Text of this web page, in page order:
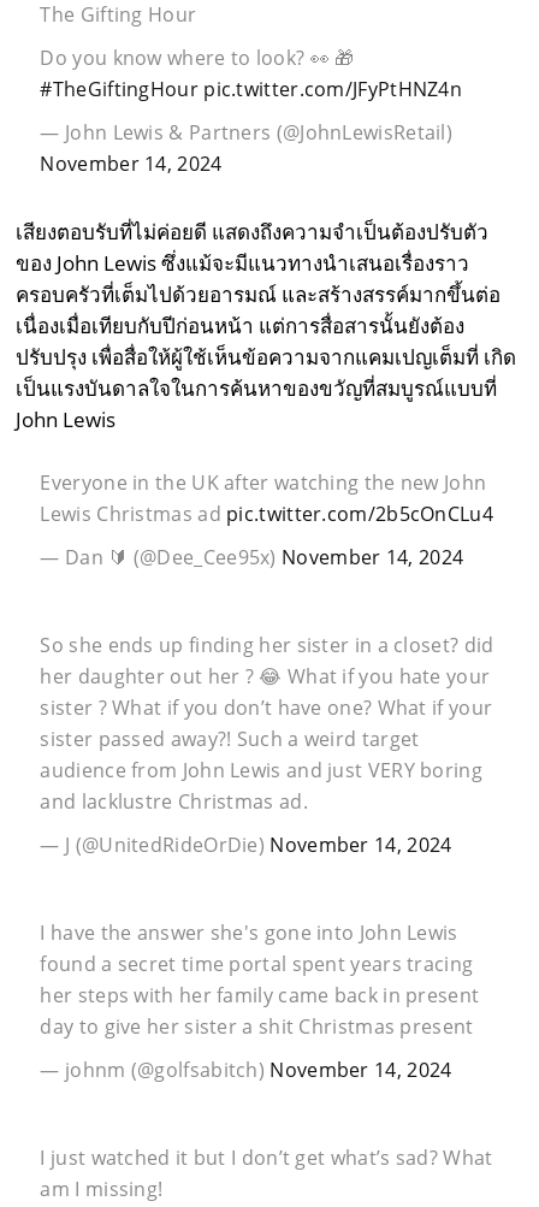
The Gifting Hour
Do you know where to look? 👀 🎁
#TheGiftingHour pic.twitter.com/JFyPtHNZ4n
— John Lewis & Partners (@JohnLewisRetail)
November 14, 2024
เสียงตอบรับที่ไม่ค่อยดี แสดงถึงความจำเป็นต้องปรับตัว
ของ John Lewis ซึ่งแม้จะมีแนวทางนำเสนอเรื่องราว
ครอบครัวที่เต็มไปด้วยอารมณ์ และสร้างสรรค์มากขึ้นต่อ
เนื่องเมื่อเทียบกับปีก่อนหน้า แต่การสื่อสารนั้นยังต้อง
ปรับปรุง เพื่อสื่อให้ผู้ใช้เห็นข้อความจากแคมเปญเต็มที่ เกิด
เป็นแรงบันดาลใจในการค้นหาของขวัญที่สมบูรณ์แบบที่
John Lewis
Everyone in the UK after watching the new John
Lewis Christmas ad pic.twitter.com/2b5cOnCLu4
— Dan 🔰 (@Dee_Cee95x) November 14, 2024
So she ends up finding her sister in a closet? did
her daughter out her ? 😂 What if you hate your
sister ? What if you don’t have one? What if your
sister passed away?! Such a weird target
audience from John Lewis and just VERY boring
and lacklustre Christmas ad.
— J (@UnitedRideOrDie) November 14, 2024
I have the answer she's gone into John Lewis
found a secret time portal spent years tracing
her steps with her family came back in present
day to give her sister a shit Christmas present
— johnm (@golfsabitch) November 14, 2024
I just watched it but I don’t get what’s sad? What
am I missing!